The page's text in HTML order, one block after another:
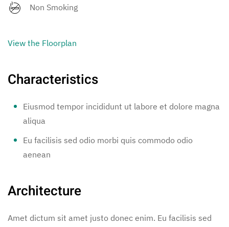
Non Smoking
View the Floorplan
Characteristics
Eiusmod tempor incididunt ut labore et dolore magna
aliqua
Eu facilisis sed odio morbi quis commodo odio
aenean
Architecture
Amet dictum sit amet justo donec enim. Eu facilisis sed